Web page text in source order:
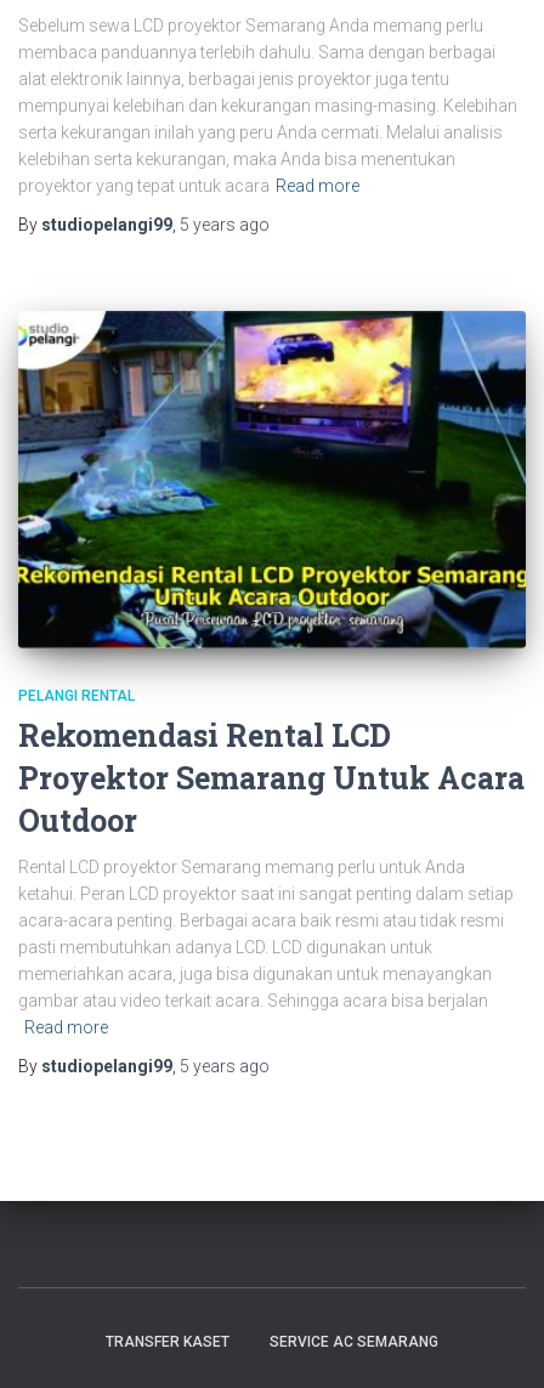
Sebelum sewa LCD proyektor Semarang Anda memang perlu
membaca panduannya terlebih dahulu. Sama dengan berbagai
alat elektronik lainnya, berbagai jenis proyektor juga tentu
mempunyai kelebihan dan kekurangan masing-masing. Kelebihan
serta kekurangan inilah yang peru Anda cermati. Melalui analisis
kelebihan serta kekurangan, maka Anda bisa menentukan
proyektor yang tepat untuk acara Read more
By studiopelangi99 5 years ago
PELANGI RENTAL
Rekomendasi Rental LCD
Proyektor Semarang Untuk Acara
Outdoor
Rental LCD proyektor Semarang memang perlu untuk Anda
ketahui. Peran LCD proyektor saat ini sangat penting dalam setiap
acara-acara penting. Berbagai acara baik resmi atau tidak resmi
pasti membutuhkan adanya LCD. LCD digunakan untuk
memeriahkan acara, juga bisa digunakan untuk menayangkan
gambar atau video terkait acara. Sehingga acara bisa berjalan
Read more
By studiopelangi99, 5 years ago
TRANSFER KASET SERVICE AC SEMARANG